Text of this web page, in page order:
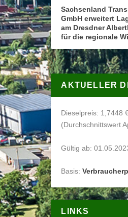
Sachsenland
GmbH erweitert
am Dresdner
für die regionale
AKTUELLER
Dieselpreis: 1,7448
(Durchschnittswert
Gültig ab:
Basis:
LINKS